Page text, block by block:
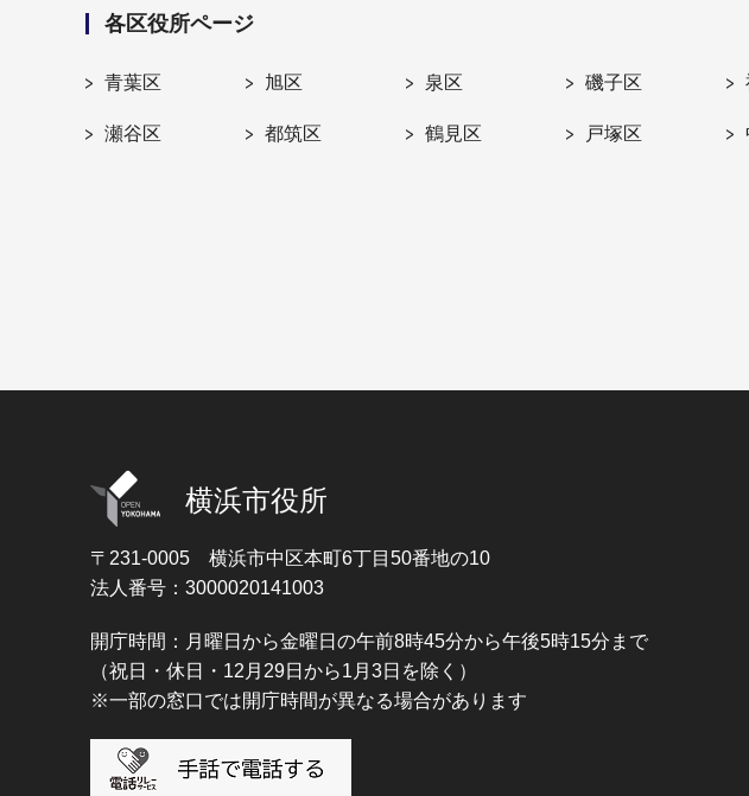
各区役所ページ
青葉区 旭区 泉区 磯子区
瀬谷区 都筑区 鶴見区 戸塚区
横浜市役所
〒231-0005 横浜市中区本町6丁目50番地の10
法人番号：3000020141003
開庁時間：月曜日から金曜日の午前8時45分から午後5時15分まで
（祝日・休日・12月29日から1月3日を除く）
※一部の窓口では開庁時間が異なる場合があります